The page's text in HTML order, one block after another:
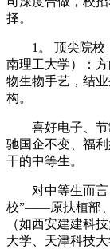
择。
1。 顶尖院校（
南理工大学）：
物生物手艺，结
构。
喜好电子、节
驰国企不变、福
干的中等生。
对中等生而言
校”——原扶植部
（如西安建建科
大学、天津科技